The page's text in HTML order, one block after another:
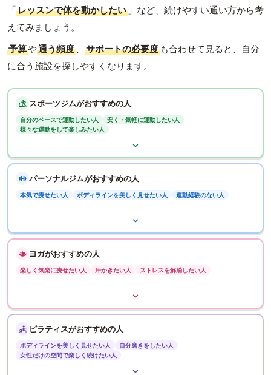
「レッスンで体を動かしたい 」など、続けやすい通い方から考
えてみましょう。
予算や通う頻度 、 サポートの必要度 も合わせて見ると、自分
に合う施設を探しやすくなります。
スポーツジムがおすすめの人
自分のペースで運動したい人
安く・気軽に運動したい人
様々な運動をして楽しみたい人
パーソナルジムがおすすめの人
本気で痩せたい人 ボディラインを美しく見せたい人 運動経験のない人
ヨガがおすすめの人
楽しく気楽に痩せたい人 汗かきたい人 ストレスを解消したい人
ピラティスがおすすめの人
ボディラインを美しく見せたい人
自分磨きをしたい人
女性だけの空間で楽しく続けたい人